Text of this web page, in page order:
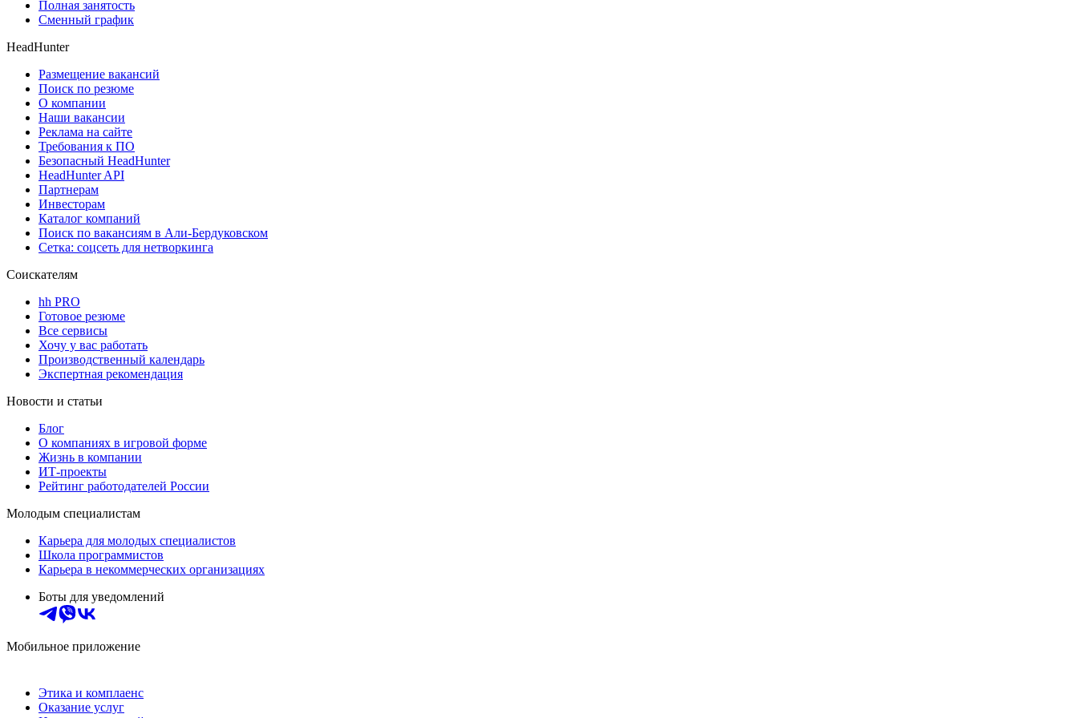
Полная занятость
Сменный график
HeadHunter
Размещение вакансий
Поиск по резюме
О компании
Наши вакансии
Реклама на сайте
Требования к ПО
Безопасный HeadHunter
HeadHunter API
Партнерам
Инвесторам
Каталог компаний
Поиск по вакансиям в Али-Бердуковском
Сетка: соцсеть для нетворкинга
Соискателям
hh PRO
Готовое резюме
Все сервисы
Хочу у вас работать
Производственный календарь
Экспертная рекомендация
Новости и статьи
Блог
О компаниях в игровой форме
Жизнь в компании
ИТ-проекты
Рейтинг работодателей России
Молодым специалистам
Карьера для молодых специалистов
Школа программистов
Карьера в некоммерческих организациях
Боты для уведомлений
Мобильное приложение
Этика и комплаенс
Оказание услуг